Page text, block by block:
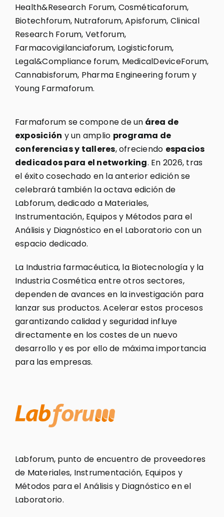
Health&Research Forum, Cosméticaforum,
Biotechforum, Nutraforum, Apisforum, Clinical
Research Forum, Vetforum,
Farmacovigilanciaforum, Logisticforum,
Legal&Compliance forum, MedicalDeviceForum,
Cannabisforum, Pharma Engineering forum y
Young Farmaforum.
Farmaforum se compone de un área de
exposición y un amplio programa de
conferencias y talleres, ofreciendo espacios
dedicados para el networking. En 2026, tras
el éxito cosechado en la anterior edición se
celebrará también la octava edición de
Labforum, dedicado a Materiales,
Instrumentación, Equipos y Métodos para el
Análisis y Diagnóstico en el Laboratorio con un
espacio dedicado.
La Industria farmacéutica, la Biotecnología y la
Industria Cosmética entre otros sectores,
dependen de avances en la investigación para
lanzar sus productos. Acelerar estos procesos
garantizando calidad y seguridad influye
directamente en los costes de un nuevo
desarrollo y es por ello de máxima importancia
para las empresas.
Labforum, punto de encuentro de proveedores
de Materiales, Instrumentación, Equipos y
Métodos para el Análisis y Diagnóstico en el
Laboratorio.